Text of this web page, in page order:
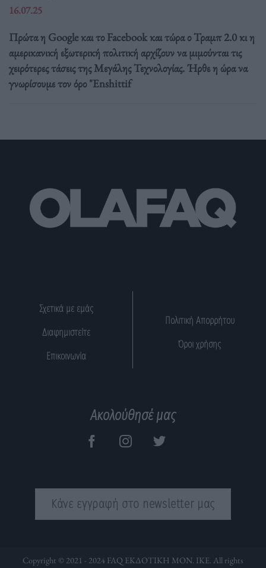
16.07.25
Πρώτα η Google και το Facebook και τώρα ο Τραμπ 2.0 κι η
αμερικανική εξωτερική πολιτική αρχίζουν να μιμούνται τις
χειρότερες τάσεις της Μεγάλης Τεχνολογίας. Ήρθε η ώρα να
γνωρίσουμε τον όρο "Enshittif
Σχετικά με εμάς
Διαφημιστείτε
Επικοινωνία
Πολιτική Απορρήτου
Όροι χρήσης
Ακολούθησέ μας
Κάνε εγγραφή στο newsletter μας
Copyright © 2021 - 2024 FAQ ΕΚΔΟΤΙΚΗ ΜΟΝ. ΙΚΕ. All rights